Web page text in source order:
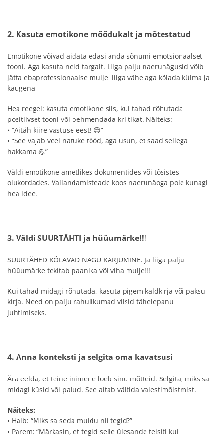
2. Kasuta emotikone mõõdukalt ja mõtestatud
Emotikone võivad aidata edasi anda sõnumi emotsionaalset
tooni. Aga kasuta neid targalt. Liiga palju naerunägusid võib
jätta ebaprofessionaalse mulje, liiga vähe aga kõlada külma ja
kaugena.
Hea reegel: kasuta emotikone siis, kui tahad rõhutada
positiivset tooni või pehmendada kriitikat. Näiteks:
• “Aitäh kiire vastuse eest! 😊”
• “See vajab veel natuke tööd, aga usun, et saad sellega
hakkama 💪”
Väldi emotikone ametlikes dokumentides või tõsistes
olukordades. Vallandamisteade koos naerunäoga pole kunagi
hea idee.
3. Väldi SUURTÄHTI ja hüüumärke!!!
SUURTÄHED KÕLAVAD NAGU KARJUMINE. Ja liiga palju
hüüumärke tekitab paanika või viha mulje!!!
Kui tahad midagi rõhutada, kasuta pigem kaldkirja või paksu
kirja. Need on palju rahulikumad viisid tähelepanu
juhtimiseks.
4. Anna konteksti ja selgita oma kavatsusi
Ära eelda, et teine inimene loeb sinu mõtteid. Selgita, miks sa
midagi küsid või palud. See aitab vältida valestimõistmist.
Näiteks:
• Halb: “Miks sa seda muidu nii tegid?”
• Parem: “Märkasin, et tegid selle ülesande teisiti kui